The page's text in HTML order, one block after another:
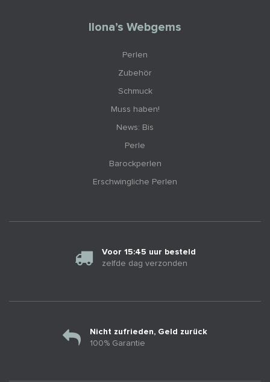
Ilona’s Webgems
Perlen
Zubehör
Schmuck
Muss haben!
News: Bis
Perle
Barockperlen
Erschwingliche Perlen
Voor 15:45 uur besteld
zelfde dag verzonden
Nicht zufrieden, Geld zurück
100% Garantie